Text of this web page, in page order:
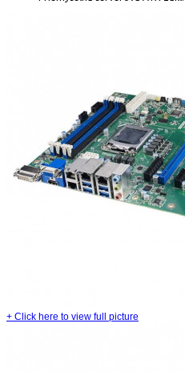
+ Click here to view full picture